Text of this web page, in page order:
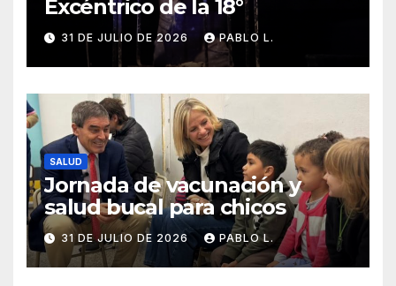
Excéntrico de la 18°
31 DE JULIO DE 2026 PABLO L.
SALUD
Jornada de vacunación y
salud bucal para chicos
31 DE JULIO DE 2026 PABLO L.